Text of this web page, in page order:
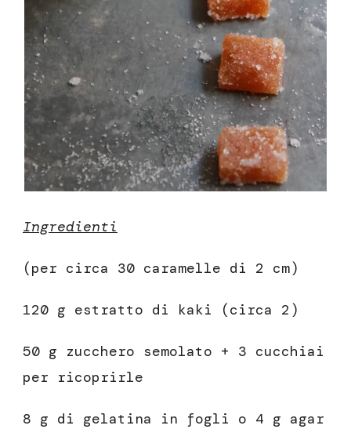
Ingredienti
(per circa 30 caramelle di 2 cm)
120 g estratto di kaki (circa 2)
50 g zucchero semolato + 3 cucchiai
per ricoprirle
8 g di gelatina in fogli o 4 g agar